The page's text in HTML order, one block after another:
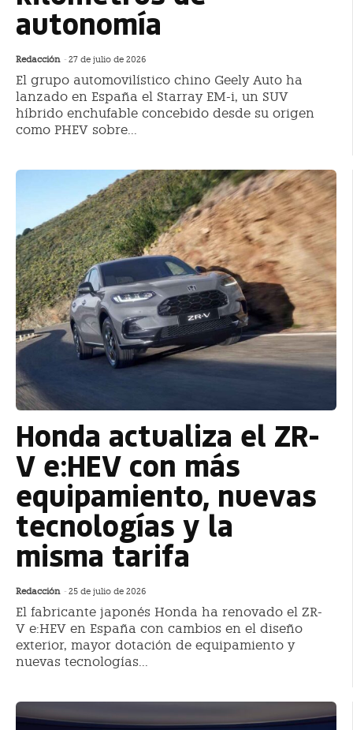
autonomía
Redacción - 27 de julio de 2026
El grupo automovilístico chino Geely Auto ha
lanzado en España el Starray EM-i, un SUV
híbrido enchufable concebido desde su origen
como PHEV sobre...
Honda actualiza el ZR-
V e:HEV con más
equipamiento, nuevas
tecnologías y la
misma tarifa
Redacción - 25 de julio de 2026
El fabricante japonés Honda ha renovado el ZR-
V e:HEV en España con cambios en el diseño
exterior, mayor dotación de equipamiento y
nuevas tecnologías...